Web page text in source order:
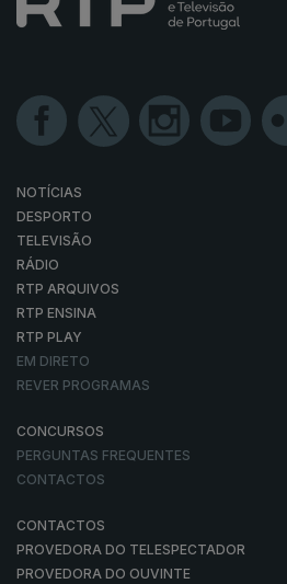
NOTÍCIAS
DESPORTO
TELEVISÃO
RÁDIO
RTP ARQUIVOS
RTP ENSINA
RTP PLAY
EM DIRETO
REVER PROGRAMAS
CONCURSOS
PERGUNTAS FREQUENTES
CONTACTOS
CONTACTOS
PROVEDORA DO TELESPECTADOR
PROVEDORA DO OUVINTE